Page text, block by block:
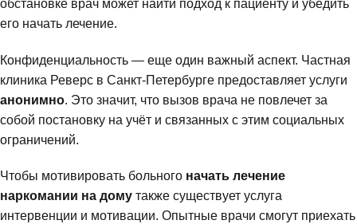
обстановке врач может найти подход к пациенту и убедить
его начать лечение.
Конфиденциальность — еще один важный аспект. Частная
клиника Реверс в Санкт-Петербурге предоставляет услуги
анонимно. Это значит, что вызов врача не повлечет за
собой постановку на учёт и связанных с этим социальных
ограничений.
Чтобы мотивировать больного начать лечение
наркомании на дому также существует услуга
интервенции и мотивации. Опытные врачи смогут приехать